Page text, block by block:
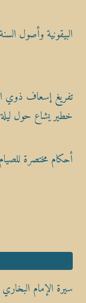
البيقونية وأصول السنة
تفريغ إسعاف ذوي
خطير يشاع حول
أحكام مختصرة للصيام
سيرة الإمام البخاري